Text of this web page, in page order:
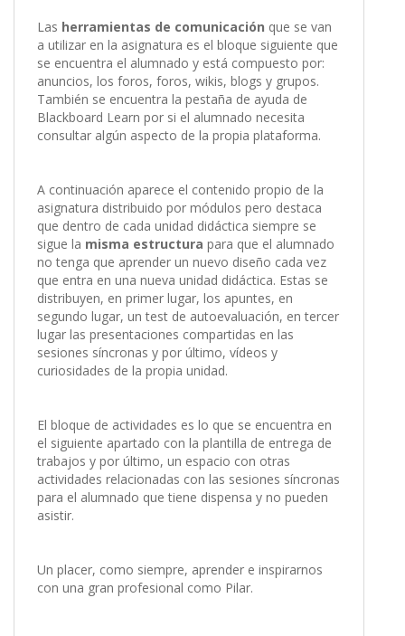
Las herramientas de comunicación que se van
a utilizar en la asignatura es el bloque siguiente que
se encuentra el alumnado y está compuesto por:
anuncios, los foros, foros, wikis, blogs y grupos.
También se encuentra la pestaña de ayuda de
Blackboard Learn por si el alumnado necesita
consultar algún aspecto de la propia plataforma.
A continuación aparece el contenido propio de la
asignatura distribuido por módulos pero destaca
que dentro de cada unidad didáctica siempre se
sigue la misma estructura para que el alumnado
no tenga que aprender un nuevo diseño cada vez
que entra en una nueva unidad didáctica. Estas se
distribuyen, en primer lugar, los apuntes, en
segundo lugar, un test de autoevaluación, en tercer
lugar las presentaciones compartidas en las
sesiones síncronas y por último, vídeos y
curiosidades de la propia unidad.
El bloque de actividades es lo que se encuentra en
el siguiente apartado con la plantilla de entrega de
trabajos y por último, un espacio con otras
actividades relacionadas con las sesiones síncronas
para el alumnado que tiene dispensa y no pueden
asistir.
Un placer, como siempre, aprender e inspirarnos
con una gran profesional como Pilar.